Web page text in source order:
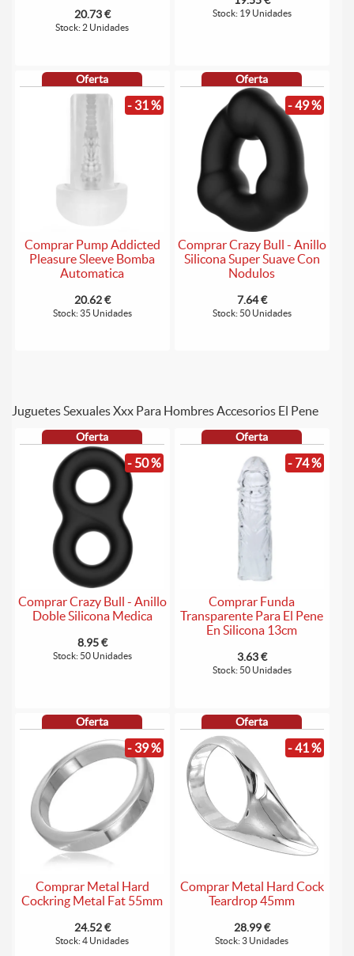
20.73 €
Stock: 2 Unidades
Stock: 19 Unidades
Oferta
- 31 %
Comprar Pump Addicted
Pleasure Sleeve Bomba
Automatica
20.62 €
Stock: 35 Unidades
Oferta
- 49 %
Comprar Crazy Bull - Anillo
Silicona Super Suave Con
Nodulos
7.64 €
Stock: 50 Unidades
Juguetes Sexuales Xxx Para Hombres Accesorios El Pene
Oferta
- 50 %
Comprar Crazy Bull - Anillo
Doble Silicona Medica
8.95 €
Stock: 50 Unidades
Oferta
- 74 %
Comprar Funda
Transparente Para El Pene
En Silicona 13cm
3.63 €
Stock: 50 Unidades
Oferta
- 39 %
Comprar Metal Hard
Cockring Metal Fat 55mm
24.52 €
Stock: 4 Unidades
Oferta
- 41 %
Comprar Metal Hard Cock
Teardrop 45mm
28.99 €
Stock: 3 Unidades